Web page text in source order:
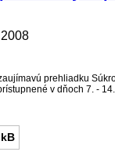
prehliadku
v dňoch 7. -